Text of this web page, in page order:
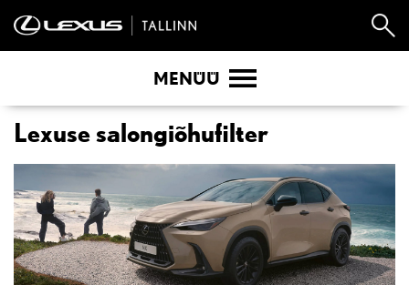
MENÜÜ
Lexuse salongiõhufilter